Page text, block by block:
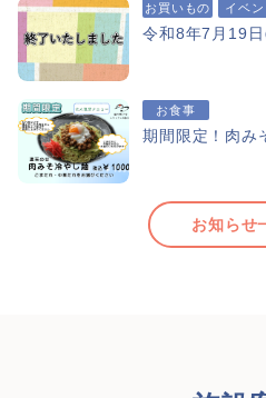
お買いもの イベン
令和8年7月19日
お食事
期間限定！肉
お知らせ